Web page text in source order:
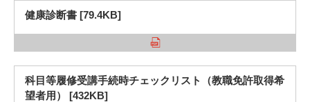
健康診断書 [79.4KB]
科目等履修受講手続時チェックリスト（教職免許取得希
望者用） [432KB]